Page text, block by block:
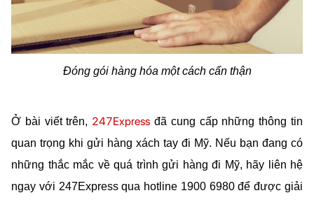
Đóng gói hàng hóa một cách cẩn thận
Ở bài viết trên, 247Express đã cung cấp những thông tin
quan trọng khi gửi hàng xách tay đi Mỹ. Nếu bạn đang có
những thắc mắc về quá trình gửi hàng đi Mỹ, hãy liên hệ
ngay với 247Express qua hotline 1900 6980 để được giải